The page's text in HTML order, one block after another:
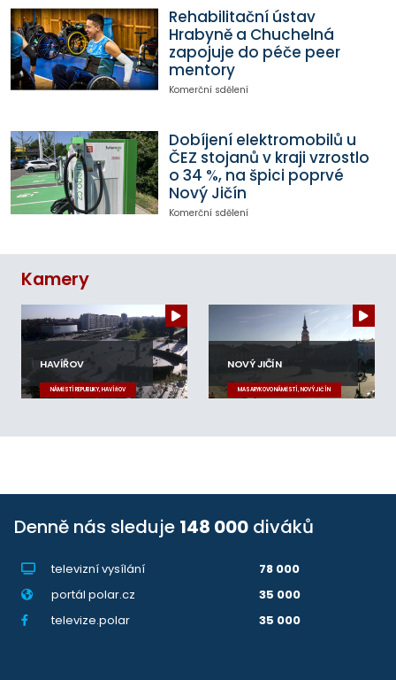
Rehabilitační ústav
Hrabyně a Chuchelná
zapojuje do péče peer
mentory
Komerční sdělení
Dobíjení elektromobilů u
ČEZ stojanů v kraji vzrostlo
o 34 %, na špici poprvé
Nový Jičín
Komerční sdělení
Kamery
HAVÍŘOV
NÁMĚSTÍ REPUBLIKY, HAVÍŘOV
NOVÝ JIČÍN
MASARYKOVO NÁMĚSTÍ, NOVÝ JIČÍN
Denně nás sleduje 148 000 diváků
televizní vysílání
78 000
portál polar.cz
35 000
televize.polar
35 000